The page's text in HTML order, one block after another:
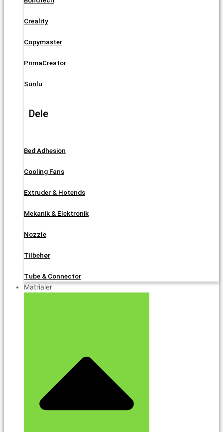
Creality
Copymaster
PrimaCreator
Sunlu
Dele
Bed Adhesion
Cooling Fans
Extruder & Hotends
Mekanik & Elektronik
Nozzle
Tilbehør
Tube & Connector
Matrialer